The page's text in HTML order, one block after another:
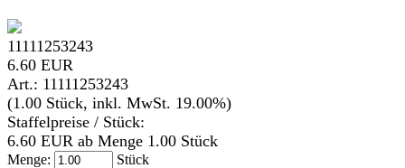
11111253243
6.60 EUR
Art.: 11111253243
(1.00 Stück, inkl. MwSt. 19.00%)
Staffelpreise / Stück:
6.60 EUR ab Menge 1.00 Stück
Menge: Stück